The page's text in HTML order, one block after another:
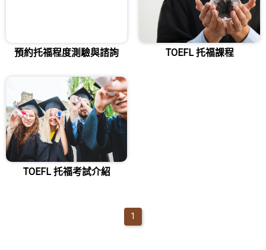
雅思 ( IELTS )
IELTS 雅思課程
IELTS 雅思考試介紹
預約托福程度測驗與諮詢 TOEFL 托福課程
TOEFL 托福考試介紹
1